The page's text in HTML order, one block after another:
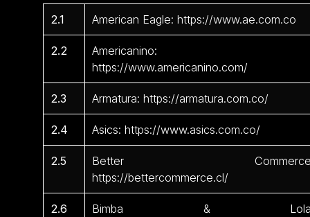
2.1 American Eagle: https://www.ae.com.co
2.2
Americanino:
https://www.americanino.com/
2.3 Armatura: https://armatura.com.co/
2.4 Asics: https://www.asics.com.co/
2.5
Better
https://bettercommerce.cl/
2.6
Bimba &